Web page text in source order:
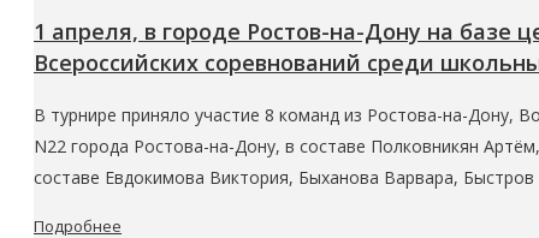
1 апреля, в городе Ростов-на-Дону на базе
Всероссийских соревнований среди
В турнире приняло участие 8 команд из Ростова-на-Дону,
N22 города Ростова-на-Дону, в составе Полковникян
составе Евдокимова Виктория, Быханова Варвара,
Подробнее